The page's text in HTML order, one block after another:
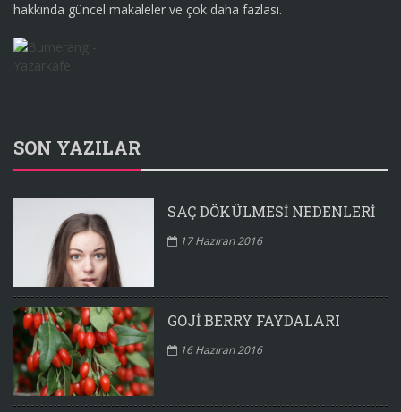
hakkında güncel makaleler ve çok daha fazlası.
SON YAZILAR
SAÇ DÖKÜLMESI NEDENLERI
17 Haziran 2016
GOJI BERRY FAYDALARI
16 Haziran 2016